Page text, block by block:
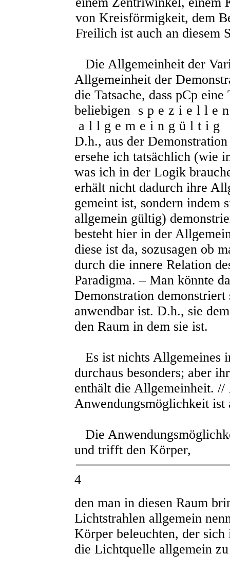
von Kreisförmigkeit, dem
Freilich ist auch an diesem
Die Allgemeinheit der
Allgemeinheit der
die Tatsache, dass pCp eine
beliebigen
allgemeingültig
D.h., aus der
ersehe ich tatsächlich (wie
was ich in der Logik
erhält nicht dadurch ihre
gemeint ist, sondern indem
allgemein gültig)
besteht hier in der
diese ist da, sozusagen ob
durch die innere Relation
Paradigma. – Man könnte
Demonstration
anwendbar ist. D.h., sie
den Raum in dem sie ist.
Es ist nichts Allgemeines
durchaus besonders; aber
enthält die Allgemeinheit. //
Anwendungsmöglichkeit ist
Die
und trifft den Körper,
4
den man in diesen Raum
Lichtstrahlen allgemein
Körper beleuchten, der
die Lichtquelle allgemein